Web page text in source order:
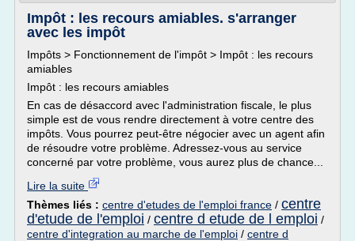
Impôt : les recours amiables. s'arranger
avec les impôt
Impôts > Fonctionnement de l'impôt > Impôt : les recours
amiables
Impôt : les recours amiables
En cas de désaccord avec l'administration fiscale, le plus
simple est de vous rendre directement à votre centre des
impôts. Vous pourrez peut-être négocier avec un agent afin
de résoudre votre problème. Adressez-vous au service
concerné par votre problème, vous aurez plus de chance...
Lire la suite
Thèmes liés : centre d'etudes de l'emploi france / centre
d'etude de l'emploi / centre d etude de l emploi /
centre d'integration au marche de l'emploi / centre d